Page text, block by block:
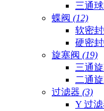
三通
蝶阀 (12)
软密
硬密
旋塞阀 (19)
三通
二通
过滤器 (3)
Y 过